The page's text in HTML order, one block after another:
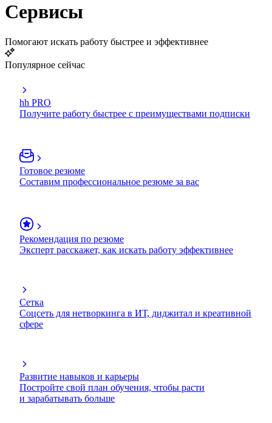
Сервисы
Помогают искать работу быстрее и эффективнее
Популярное сейчас
hh PRO
Получите работу быстрее с преимуществами подписки
Готовое резюме
Составим профессиональное резюме за вас
Рекомендация по резюме
Эксперт расскажет, как искать работу эффективнее
Сетка
Соцсеть для нетворкинга в ИТ, диджитал и креативной
сфере
Развитие навыков и карьеры
Постройте свой план обучения, чтобы расти
и зарабатывать больше